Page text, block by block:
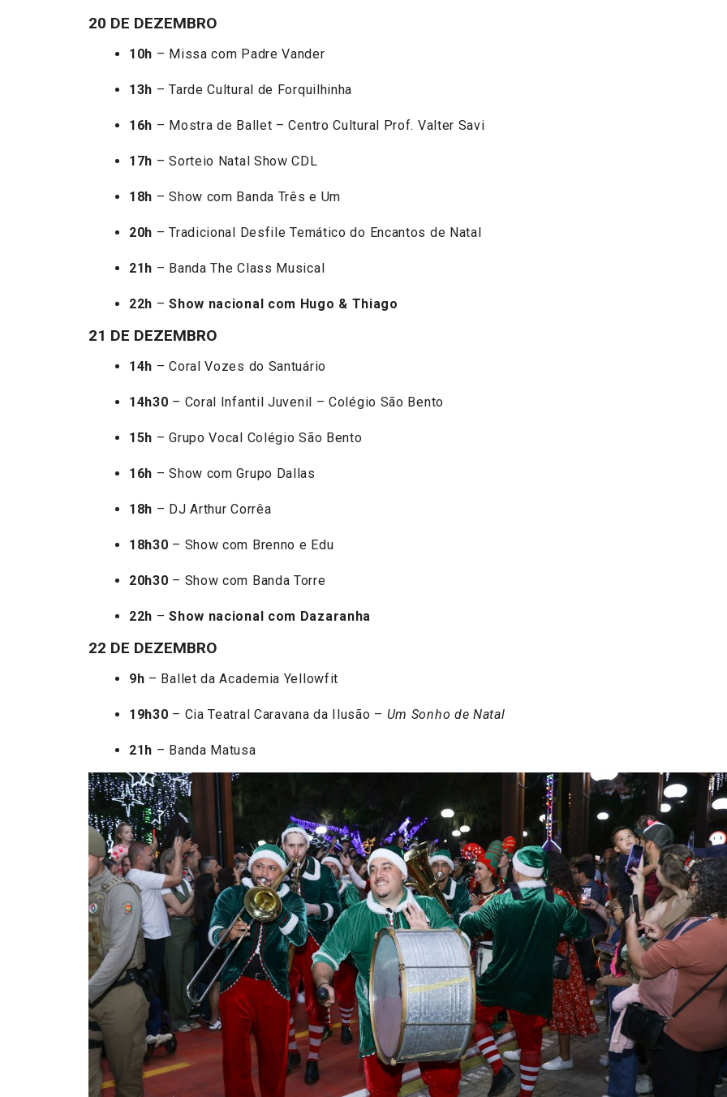
20 DE DEZEMBRO
10h – Missa com Padre Vander
13h – Tarde Cultural de Forquilhinha
16h – Mostra de Ballet – Centro Cultural Prof. Valter Savi
17h – Sorteio Natal Show CDL
18h – Show com Banda Três e Um
20h – Tradicional Desfile Temático do Encantos de Natal
21h – Banda The Class Musical
22h –Show nacional com Hugo & Thiago
21 DE DEZEMBRO
14h – Coral Vozes do Santuário
14h30 – Coral Infantil Juvenil – Colégio São Bento
15h – Grupo Vocal Colégio São Bento
16h – Show com Grupo Dallas
18h – DJ Arthur Corrêa
18h30 – Show com Brenno e Edu
20h30 – Show com Banda Torre
22h –Show nacional com Dazaranha
22 DE DEZEMBRO
9h – Ballet da Academia Yellowfit
19h30 – Cia Teatral Caravana da Ilusão – Um Sonho de Natal
21h – Banda Matusa